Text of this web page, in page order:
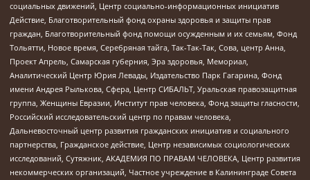
социальных движений, Центр социально-информационных инициатив
Действие, Благотворительный фонд охраны здоровья и защиты прав
граждан, Благотворительный фонд помощи осужденным и их семьям, Фонд
Тольятти, Новое время, Серебряная тайга, Так-Так-Так, Сова, центр Анна,
Проект Апрель, Самарская губерния, Эра здоровья, Мемориал,
Аналитический Центр Юрия Левады, Издательство Парк Гагарина, Фонд
имени Андрея Рылькова, Сфера, Центр СИБАЛЬТ, Уральская правозащитная
группа, Женщины Евразии, Институт прав человека, Фонд защиты гласности,
Российский исследовательский центр по правам человека,
Дальневосточный центр развития гражданских инициатив и социального
партнерства, Гражданское действие, Центр независимых социологических
исследований, Сутяжник, АКАДЕМИЯ ПО ПРАВАМ ЧЕЛОВЕКА, Центр развития
некоммерческих организаций, Частное учреждение в Калининграде Совета